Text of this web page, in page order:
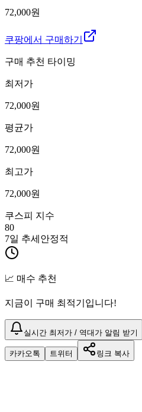
72,000원
쿠팡에서 구매하기
구매 추천 타이밍
최저가
72,000원
평균가
72,000원
최고가
72,000원
쿠스피 지수
80
7일 추세 안정적
📈 매수 추천
지금이 구매 최적기입니다!
실시간 최저가 / 역대가 알림 받기
카카오톡 트위터 링크 복사